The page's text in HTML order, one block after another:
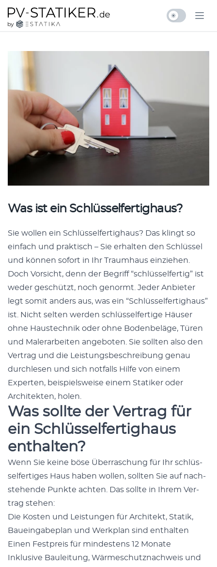
pv-statiker.de by ESTATIKA
Was ist ein Schlüsselfertighaus?
Sie wollen ein Schlüs­selfer­tighaus? Das klingt so
ein­fach und prak­tisch – Sie erhal­ten den Schlüs­sel
und kön­nen sofort in Ihr Traumhaus einziehen.
Doch Vor­sicht, denn der Begriff “schlüs­selfer­tig” ist
wed­er geschützt, noch genormt. Jed­er Anbi­eter
legt somit anders aus, was ein “Schlüs­selfer­tighaus”
ist. Nicht sel­ten wer­den schlüs­selfer­tige Häuser
ohne Haustech­nik oder ohne Boden­beläge, Türen
und Maler­ar­beit­en ange­boten. Sie soll­ten also den
Ver­trag und die Leis­tungs­beschrei­bung genau
durch­le­sen und sich not­falls Hil­fe von einem
Experten, beispiel­sweise einem Sta­tik­er oder
Architek­ten, holen.
Was sollte der Vertrag für
ein Schlüsselfertighaus
enthalten?
Wenn Sie keine böse Über­raschung für Ihr schlüs­
selfer­tiges Haus haben wollen, soll­ten Sie auf nach­
ste­hende Punk­te acht­en. Das sollte in Ihrem Ver­
trag ste­hen:
Die Kosten und Leis­tun­gen für Architekt, Sta­tik,
Baueingabe­plan und Werk­plan sind enthal­ten
Einen Fest­preis für min­destens 12 Monate
Inklu­sive Bauleitung, Wärmeschutz­nach­weis und